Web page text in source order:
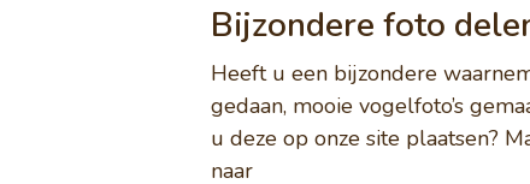
Bijzondere foto
Heeft u een bijzondere
gedaan, mooie vogelfoto’s
u deze op onze site plaatsen?
naar